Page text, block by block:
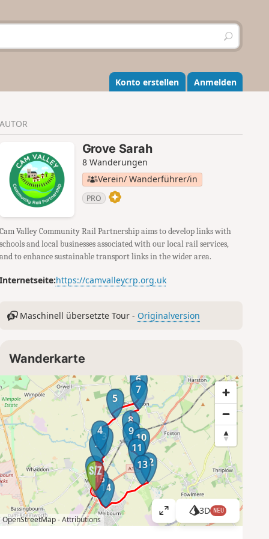
S
u
h
e
n
Konto erstellen Anmelden
AUTOR
Grove Sarah
8 Wanderungen
Verein/ Wanderführer/in
PRO
Cam Valley Community Rail Partnership aims to develop links with
schools and local businesses associated with our local rail services,
and to enhance sustainable transport links in the wider area.
Internetseite:https://camvalleycrp.org.uk
Maschinell übersetzte Tour - Originalversion
Wanderkarte
1
2
3
4
5
6
7
8
910
11
12
13
14
15
OpenStreetMap -Attributions
K
a
3D NEU